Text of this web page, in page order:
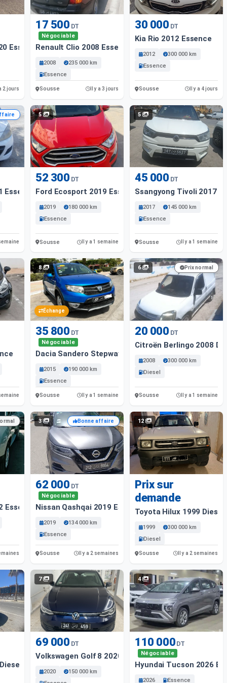
Essence
a 2 jours
17 500 DT
Négociable
Renault Clio 2008 Essence
2008
235 000 km
Essence
Sousse Il y a 3 jours
30 000 DT
Kia Rio 2012 Essence
2012
300 000 km
Essence
Sousse Il y a 4 jours
5
52 300 DT
Ford Ecosport 2019 Essence
2019
180 000 km
Essence
Sousse Il y a 1 semaine
5
45 000 DT
Ssangyong Tivoli 2017
2017
145 000 km
Essence
Sousse Il y a 1 semaine
8
Échange
35 800 DT
Négociable
Dacia Sandero Stepway 2015 Essence
2015
190 000 km
Essence
Sousse Il y a 1 semaine
6 Prix normal
20 000 DT
Citroën Berlingo 2008
2008
300 000 km
Diesel
Sousse Il y a 1 semaine
3 Bonne affaire
62 000 DT
Négociable
Nissan Qashqai 2019 Essence
2019
134 000 km
Essence
Sousse Il y a 2 semaines
12
Prix sur
demande
Toyota Hilux 1999 Diesel
1999
300 000 km
Diesel
Sousse Il y a 2 semaines
7
69 000 DT
Volkswagen Golf 8 2020 Essence
2020
150 000 km
4
110 000 DT
Négociable
Hyundai Tucson 2026
2026 Essence